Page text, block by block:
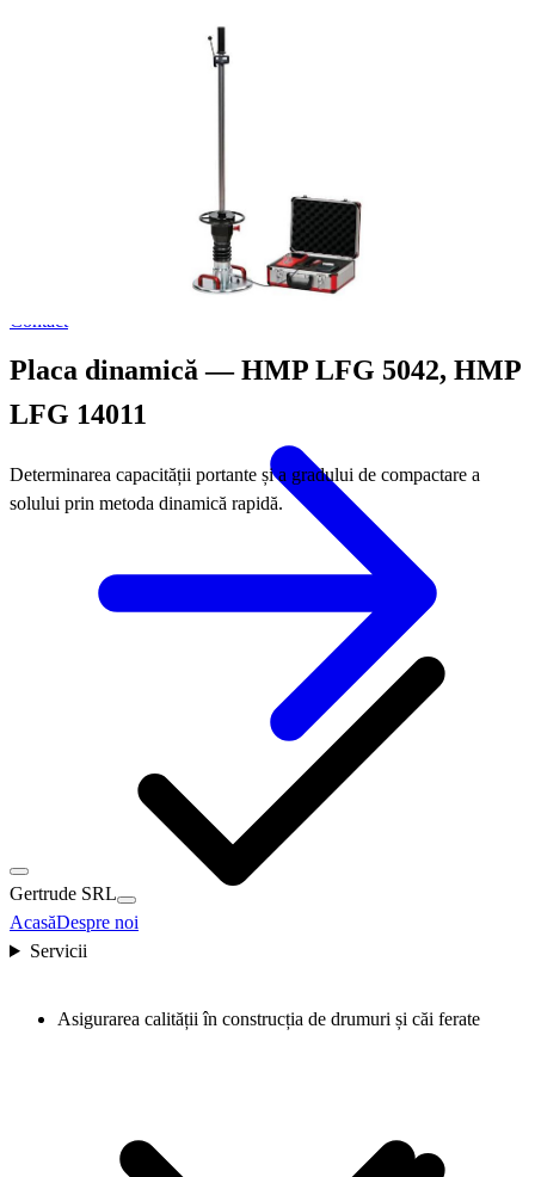
Încercări agregate
Încercări drumuri
Contact
Gertrude SRL
AcasăDespre noi
Servicii
Placa dinamică — HMP LFG 5042, HMP
LFG 14011
Determinarea capacității portante și a gradului de compactare a
solului prin metoda dinamică rapidă.
Asigurarea calității în construcția de drumuri și căi ferate